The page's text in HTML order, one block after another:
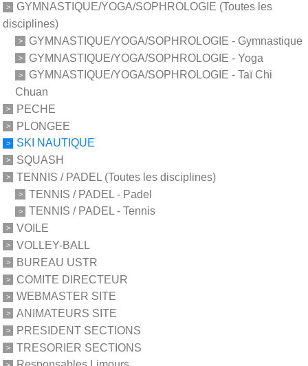
GYMNASTIQUE/YOGA/SOPHROLOGIE (Toutes les
disciplines)
GYMNASTIQUE/YOGA/SOPHROLOGIE - Gymnastique
GYMNASTIQUE/YOGA/SOPHROLOGIE - Yoga
GYMNASTIQUE/YOGA/SOPHROLOGIE - Taï Chi
Chuan
PECHE
PLONGEE
SKI NAUTIQUE
SQUASH
TENNIS / PADEL (Toutes les disciplines)
TENNIS / PADEL - Padel
TENNIS / PADEL - Tennis
VOILE
VOLLEY-BALL
BUREAU USTR
COMITE DIRECTEUR
WEBMASTER SITE
ANIMATEURS SITE
PRESIDENT SECTIONS
TRESORIER SECTIONS